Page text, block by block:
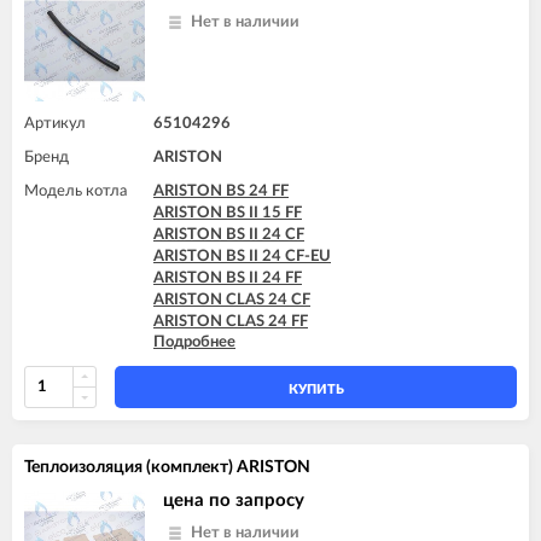
Нет в наличии
Артикул 65104296
Бренд ARISTON
Модель котла
ARISTON BS 24 FF
ARISTON BS II 15 FF
ARISTON BS II 24 CF
ARISTON BS II 24 CF-EU
ARISTON BS II 24 FF
ARISTON CLAS 24 CF
ARISTON CLAS 24 FF
ARISTON CLAS 28 FF
ARISTON CLAS B 24 FF
ARISTON CLAS B 28 FF
ARISTON CLAS B 30 FF
ARISTON CLAS EVO 24 FF
ARISTON CLAS EVO 24 FF TK
Подробнее
КУПИТЬ
Теплоизоляция (комплект) ARISTON
цена по запросу
Нет в наличии